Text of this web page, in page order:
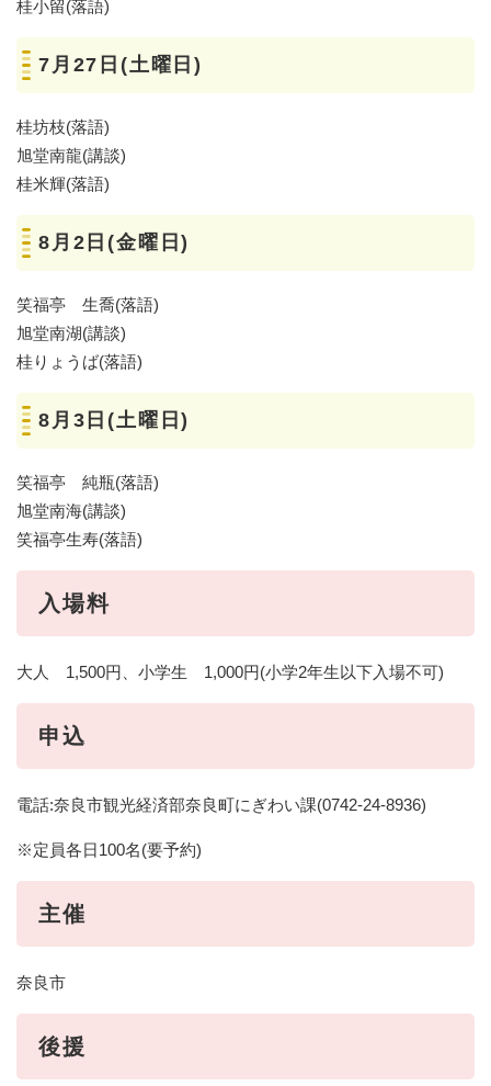
桂小留(落語)
7月27日(土曜日)
桂坊枝(落語)
旭堂南龍(講談)
桂米輝(落語)
8月2日(金曜日)
笑福亭 生喬(落語)
旭堂南湖(講談)
桂りょうば(落語)
8月3日(土曜日)
笑福亭 純瓶(落語)
旭堂南海(講談)
笑福亭生寿(落語)
入場料
大人 1,500円、小学生 1,000円(小学2年生以下入場不可)
申込
電話:奈良市観光経済部奈良町にぎわい課(0742-24-8936)
※定員各日100名(要予約)
主催
奈良市
後援